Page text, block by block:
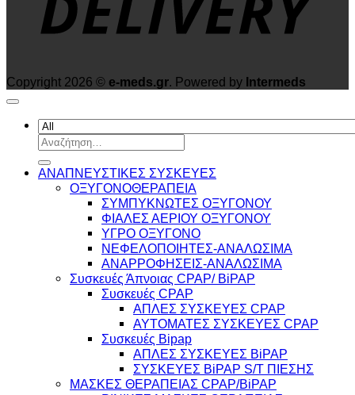
Copyright 2026 © e-meds.gr. Powered by Intermeds
Αναζήτηση
για:
ΑΝΑΠΝΕΥΣΤΙΚΕΣ ΣΥΣΚΕΥΕΣ
ΟΞΥΓΟΝΟΘΕΡΑΠΕΙΑ
ΣΥΜΠΥΚΝΩΤΕΣ ΟΞΥΓΟΝΟΥ
ΦΙΑΛΕΣ ΑΕΡΙΟΥ ΟΞΥΓΟΝΟΥ
ΥΓΡΟ ΟΞΥΓΟΝΟ
ΝΕΦΕΛΟΠΟΙΗΤΕΣ-ΑΝΑΛΩΣΙΜΑ
ΑΝΑΡΡΟΦΗΣΕΙΣ-ΑΝΑΛΩΣΙΜΑ
Συσκευές Άπνοιας CPAP/ BiPAP
Συσκευές CPAP
ΑΠΛΕΣ ΣΥΣΚΕΥΕΣ CPAP
ΑΥΤΟΜΑΤΕΣ ΣΥΣΚΕΥΕΣ CPAP
Συσκευές Bipap
ΑΠΛΕΣ ΣΥΣΚΕΥΕΣ BiPAP
ΣΥΣΚΕΥΕΣ BiPAP S/T ΠΙΕΣΗΣ
ΜΑΣΚΕΣ ΘΕΡΑΠΕΙΑΣ CPAP/BiPAP